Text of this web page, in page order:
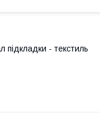
підкладки - текстиль